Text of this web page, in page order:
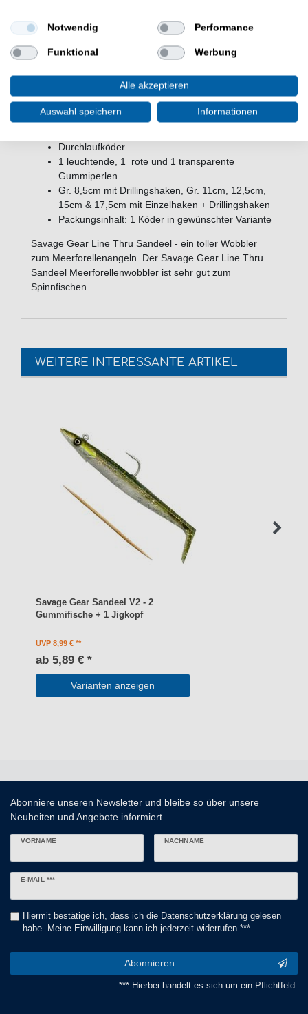
Angelhaken somit nicht verkanten kann und der Köder
kein Gegengewicht zum Aushebeln des Angelhakens
darstellt.
Eigenschaften Savage Gear Line
Thru Sandeel - Meerforellenköder
Durchlaufköder
1 leuchtende, 1 rote und 1 transparente
Gummiperlen
Gr. 8,5cm mit Drillingshaken, Gr. 11cm, 12,5cm,
15cm & 17,5cm mit Einzelhaken + Drillingshaken
Packungsinhalt: 1 Köder in gewünschter Variante
Savage Gear Line Thru Sandeel - ein toller Wobbler
zum Meerforellenangeln. Der Savage Gear Line Thru
Sandeel Meerforellenwobbler ist sehr gut zum
Spinnfischen
WEITERE INTERESSANTE ARTIKEL
Savage Gear Sandeel V2 - 2
Gummifische + 1 Jigkopf
UVP 8,99 €
ab 5,89 € *
Varianten anzeigen
Abonniere unseren Newsletter und bleibe so über unsere
Neuheiten und Angebote informiert.
VORNAME NACHNAME
E-MAIL ***
Newsletter
Hiermit bestätige ich, dass ich die Daten­schutz­erklärunggelesen
habe. Meine Einwilligung kann ich jederzeit widerrufen.***
Abonnieren
*** Hierbei handelt es sich um ein Pflichtfeld.
Notwendig Performance
Funktional Werbung
Alle akzeptieren
Auswahl speichern Informationen